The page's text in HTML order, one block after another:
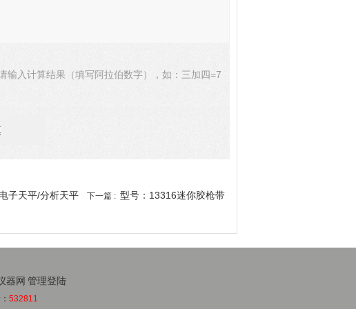
输入计算结果（填写阿拉伯数字），如：三加四=7
子天平/分析天平 下一篇 : 型号：13316迷你胶枪带
器网 管理登陆
532811